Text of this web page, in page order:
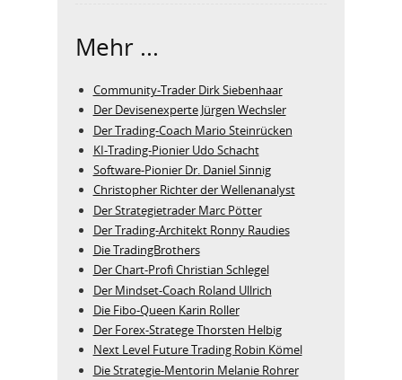
Mehr ...
Community-Trader Dirk Siebenhaar
Der Devisenexperte Jürgen Wechsler
Der Trading-Coach Mario Steinrücken
KI-Trading-Pionier Udo Schacht
Software-Pionier Dr. Daniel Sinnig
Christopher Richter der Wellenanalyst
Der Strategietrader Marc Pötter
Der Trading-Architekt Ronny Raudies
Die TradingBrothers
Der Chart-Profi Christian Schlegel
Der Mindset-Coach Roland Ullrich
Die Fibo-Queen Karin Roller
Der Forex-Stratege Thorsten Helbig
Next Level Future Trading Robin Kömel
Die Strategie-Mentorin Melanie Rohrer